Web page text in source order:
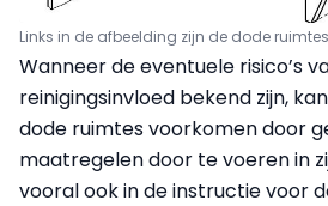
Links in de afbeelding zijn de dode
Wanneer de eventuele risico’s
reinigingsinvloed bekend zijn,
dode ruimtes voorkomen door
maatregelen door te voeren in
vooral ook in de instructie voor